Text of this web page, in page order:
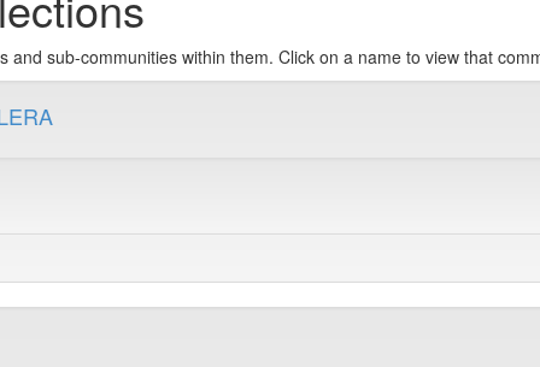
sub-communities within them. Click on a name to view that